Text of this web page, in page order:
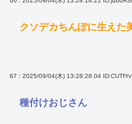
クソデカちんぽに生えた
67 : 2025/09/04(木) 13:28:28.04
種付けおじさん